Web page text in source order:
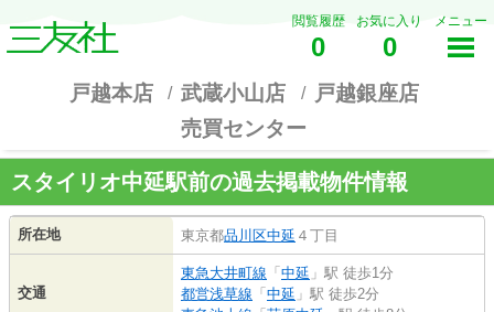
閲覧履歴
0
お気に入り
0
メニュー
戸越本店 武蔵小山店
戸越銀座店
売買センター
スタイリオ中延駅前の過去掲載物件情報
所在地 東京都品川区中延 ４丁目
交通
東急大井町線 「 中延 」駅 徒歩1分
都営浅草線 「 中延 」駅 徒歩2分